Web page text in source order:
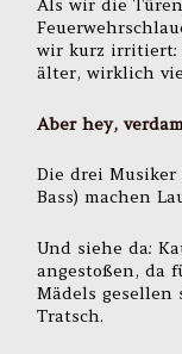
Als wir die
wir kurz irritiert:
älter, wirklich
Aber hey,
Die drei Musiker
Bass) machen
Und siehe da:
angestoßen, da
Mädels
Tratsch.